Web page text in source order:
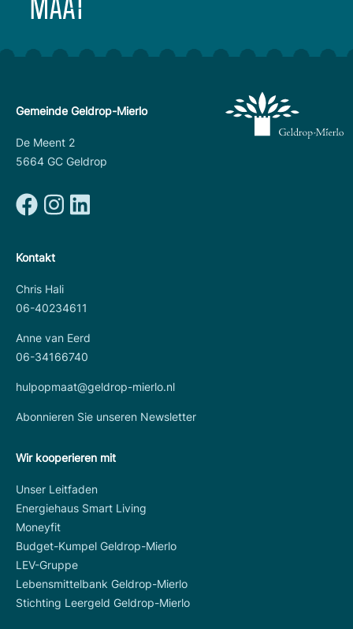
Gemeinde Geldrop-Mierlo
De Meent 2
5664 GC Geldrop
Kontakt
Chris Hali
06-40234611
Anne van Eerd
06-34166740
hulpopmaat@geldrop-mierlo.nl
Abonnieren Sie unseren Newsletter
Wir kooperieren mit
Unser Leitfaden
Energiehaus Smart Living
Moneyfit
Budget-Kumpel Geldrop-Mierlo
LEV-Gruppe
Lebensmittelbank Geldrop-Mierlo
Stichting Leergeld Geldrop-Mierlo